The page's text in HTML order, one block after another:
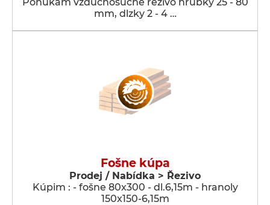
mm, dlzky 2 - 4 …
Fošne kúpa
Prodej / Nabídka > Řezivo
Kúpim : - fošne 80x300 - dl.6,15m - hranoly
150x150-6,15m